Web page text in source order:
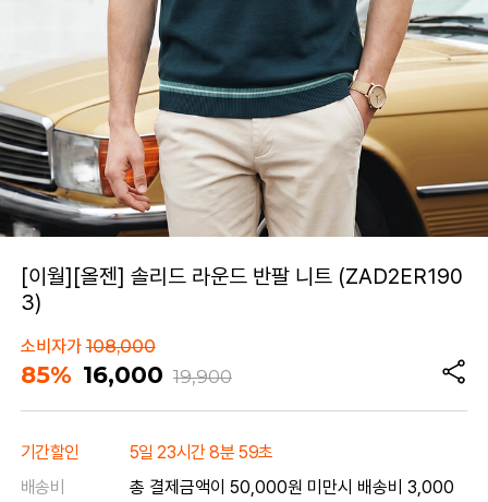
[이월][올젠] 솔리드 라운드 반팔 니트 (ZAD2ER190
3)
소비자가108,000
85% 16,000 19,900
기간할인
5일 23시간 8분 59초
배송비
총 결제금액이 50,000원 미만시 배송비 3,000